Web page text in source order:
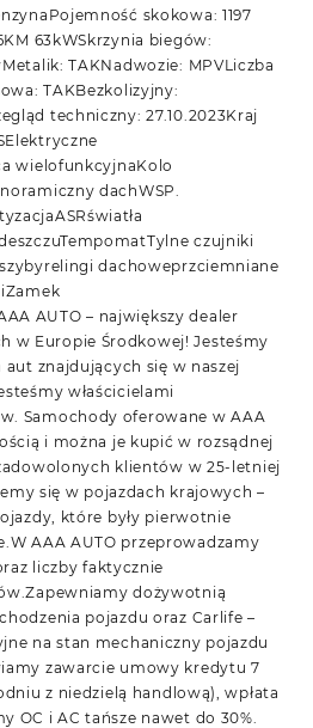
skokowa: 1197
63kWSkrzynia biegów:
TAKNadwozie: MPVLiczba
TAKBezkolizyjny:
techniczny: 27.10.2023Kraj
wielofunkcyjnaKolo
dachWSP.
czujniki
dachoweprzciemniane
AUTO – największy dealer
w Europie Środkowej! Jesteśmy
znajdujących się w naszej
właścicielami
Samochody oferowane w AAA
i można je kupić w rozsądnej
klientów w 25-letniej
się w pojazdach krajowych –
które były pierwotnie
AAA AUTO przeprowadzamy
liczby faktycznie
dożywotnią
pojazdu oraz Carlife –
na stan mechaniczny pojazdu
zawarcie umowy kredytu 7
z niedzielą handlową), wpłata
OC i AC tańsze nawet do 30%.